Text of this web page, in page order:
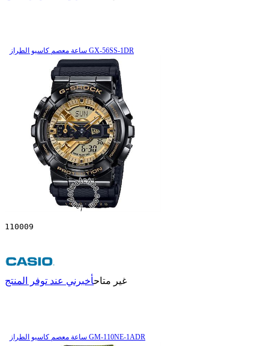
ساعة معصم کاسیو الطراز GX-56SS-1DR
110009
غير متاحأخبرني عند توفر المنتج
ساعة معصم کاسیو الطراز GM-110NE-1ADR